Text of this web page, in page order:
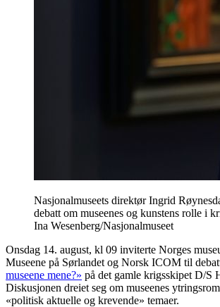
Nasjonalmuseets direktør Ingrid
debatt om museenes og kunstens rolle i
Ina Wesenberg/Nasjonalmuseet
Onsdag 14. august, kl 09 inviterte Norges
Museene på Sørlandet og Norsk ICOM til
museene mene?» på det gamle krigsskipet D/S
Diskusjonen dreiet seg om museenes
«politisk aktuelle og krevende» temaer.